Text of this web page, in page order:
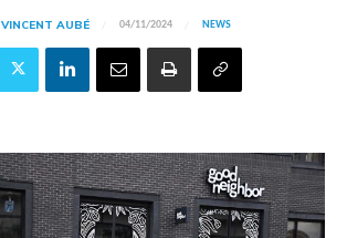
VINCENT AUBÉ 04/11/2024 NEWS